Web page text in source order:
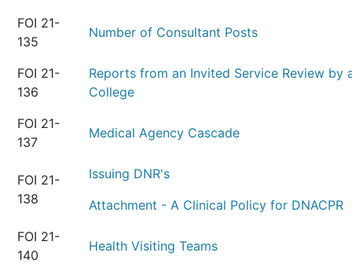
FOI 21-
135
Number of Consultant Posts
FOI 21-
136
Reports from an Invited Service Review by
College
FOI 21-
137
Medical Agency Cascade
FOI 21-
138
Issuing DNR's
Attachment - A Clinical Policy for DNACPR
FOI 21-
140
Health Visiting Teams